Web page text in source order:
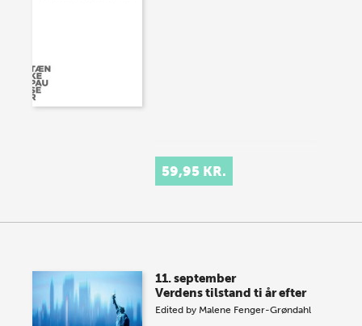
59,95 KR.
11. september
Verdens tilstand ti år efter
Edited by Malene Fenger-Grøndahl